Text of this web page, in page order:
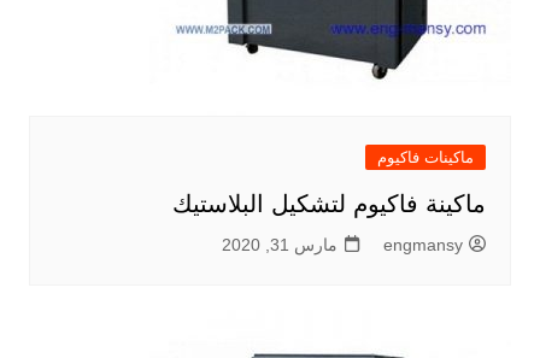
ماكينات فاكيوم
ماكينة فاكيوم لتشكيل البلاستيك
engmansy مارس 31, 2020